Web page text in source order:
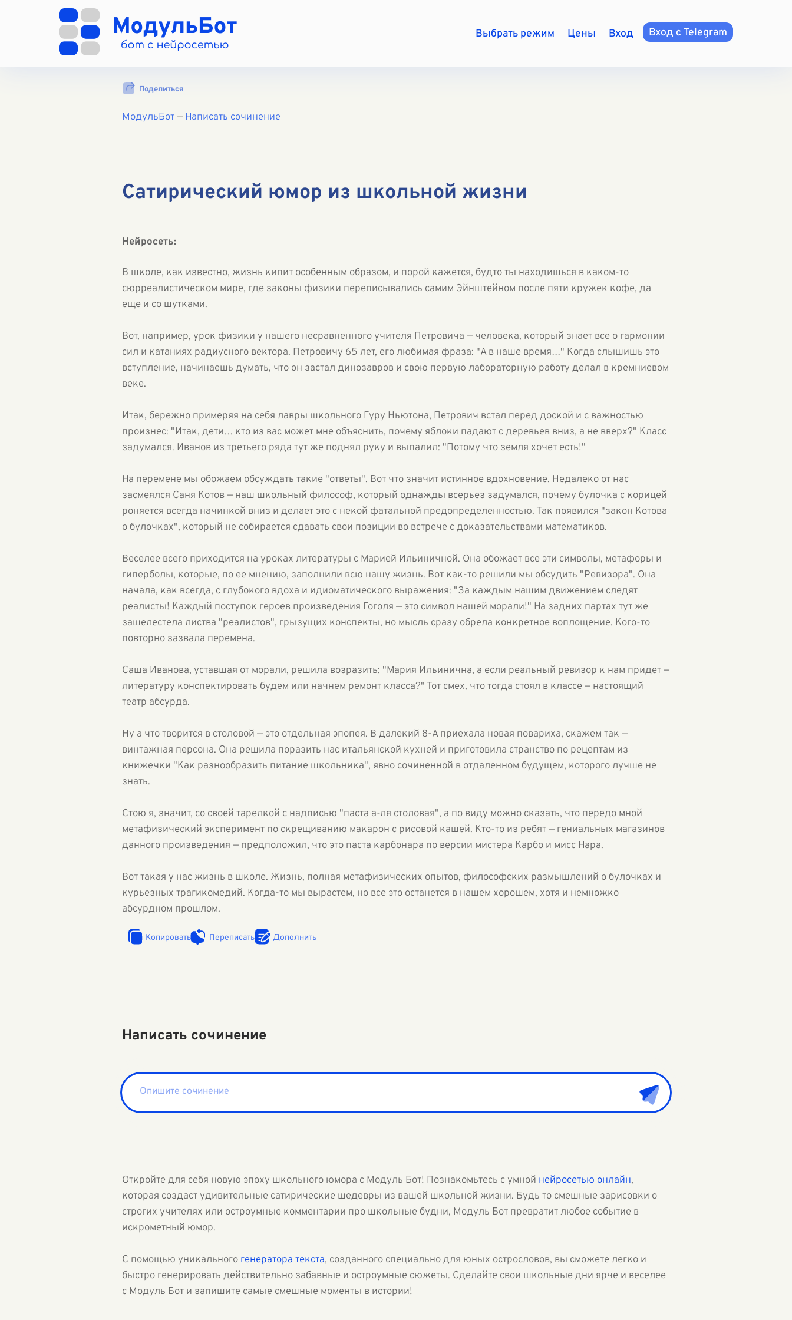
Выбрать режим Цены Вход Вход с Telegram
Поделиться
МодульБот— Написать сочинение
Сатирический юмор из школьной жизни
Нейросеть:
В школе, как известно, жизнь кипит особенным образом, и порой кажется, будто ты находишься в каком-то
сюрреалистическом мире, где законы физики переписывались самим Эйнштейном после пяти кружек кофе, да
еще и со шутками.
Вот, например, урок физики у нашего несравненного учителя Петровича — человека, который знает все о гармонии
сил и катаниях радиусного вектора. Петровичу 65 лет, его любимая фраза: "А в наше время…" Когда слышишь это
вступление, начинаешь думать, что он застал динозавров и свою первую лабораторную работу делал в кремниевом
веке.
Итак, бережно примеряя на себя лавры школьного Гуру Ньютона, Петрович встал перед доской и с важностью
произнес: "Итак, дети… кто из вас может мне объяснить, почему яблоки падают с деревьев вниз, а не вверх?" Класс
задумался. Иванов из третьего ряда тут же поднял руку и выпалил: "Потому что земля хочет есть!"
На перемене мы обожаем обсуждать такие "ответы". Вот что значит истинное вдохновение. Недалеко от нас
засмеялся Саня Котов — наш школьный философ, который однажды всерьез задумался, почему булочка с корицей
роняется всегда начинкой вниз и делает это с некой фатальной предопределенностью. Так появился "закон Котова
о булочках", который не собирается сдавать свои позиции во встрече с доказательствами математиков.
Веселее всего приходится на уроках литературы с Марией Ильиничной. Она обожает все эти символы, метафоры и
гиперболы, которые, по ее мнению, заполнили всю нашу жизнь. Вот как-то решили мы обсудить "Ревизора". Она
начала, как всегда, с глубокого вдоха и идиоматического выражения: "За каждым нашим движением следят
реалисты! Каждый поступок героев произведения Гоголя — это символ нашей морали!" На задних партах тут же
зашелестела листва "реалистов", грызущих конспекты, но мысль сразу обрела конкретное воплощение. Кого-то
повторно зазвала перемена.
Саша Иванова, уставшая от морали, решила возразить: "Мария Ильинична, а если реальный ревизор к нам придет —
литературу конспектировать будем или начнем ремонт класса?" Тот смех, что тогда стоял в классе — настоящий
театр абсурда.
Ну а что творится в столовой — это отдельная эпопея. В далекий 8-А приехала новая повариха, скажем так —
винтажная персона. Она решила поразить нас итальянской кухней и приготовила странство по рецептам из
книжечки "Как разнообразить питание школьника", явно сочиненной в отдаленном будущем, которого лучше не
знать.
Стою я, значит, со своей тарелкой с надписью "паста а-ля столовая", а по виду можно сказать, что передо мной
метафизический эксперимент по скрещиванию макарон с рисовой кашей. Кто-то из ребят — гениальных магазинов
данного произведения — предположил, что это паста карбонара по версии мистера Карбо и мисс Нара.
Вот такая у нас жизнь в школе. Жизнь, полная метафизических опытов, философских размышлений о булочках и
курьезных трагикомедий. Когда-то мы вырастем, но все это останется в нашем хорошем, хотя и немножко
абсурдном прошлом.
Копировать Переписать Дополнить
Написать сочинение
Откройте для себя новую эпоху школьного юмора с Модуль Бот! Познакомьтесь с умной нейросетью онлайн,
которая создаст удивительные сатирические шедевры из вашей школьной жизни. Будь то смешные зарисовки о
строгих учителях или остроумные комментарии про школьные будни, Модуль Бот превратит любое событие в
искрометный юмор.
С помощью уникального генератора текста, созданного специально для юных острословов, вы сможете легко и
быстро генерировать действительно забавные и остроумные сюжеты. Сделайте свои школьные дни ярче и веселее
с Модуль Бот и запишите самые смешные моменты в истории!